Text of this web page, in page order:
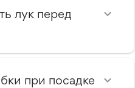
лук перед
при посадке